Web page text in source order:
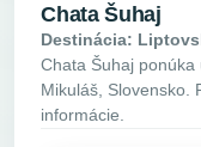
Chata Šuhaj
Destinácia:
Chata Šuhaj
Mikuláš, Slovensko.
informácie.